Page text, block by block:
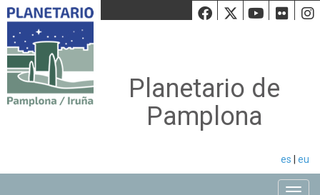
Facebook
Twiiter
Planetario de
Pamplona
es eu